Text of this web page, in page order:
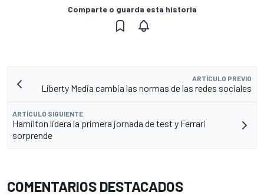
Comparte o guarda esta historia
ARTÍCULO PREVIO
Liberty Media cambia las normas de las redes sociales
ARTÍCULO SIGUIENTE
Hamilton lidera la primera jornada de test y Ferrari
sorprende
COMENTARIOS DESTACADOS